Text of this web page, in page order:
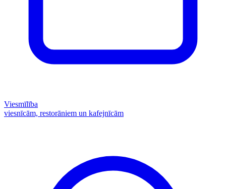
Viesmīlība
viesnīcām, restorāniem un kafejnīcām